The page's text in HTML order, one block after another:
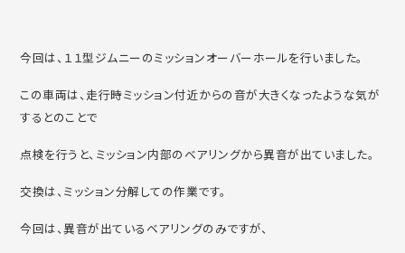
今回は、１１型ジムニーのミッションオーバーホールを行いました。
この車両は、走行時ミッション付近からの音が大きくなったような気が
するとのことで
点検を行うと、ミッション内部のベアリングから異音が出ていました。
交換は、ミッション分解しての作業です。
今回は、異音が出ているベアリングのみですが、